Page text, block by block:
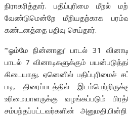
நிராகரித்தார். பதிப்புரிமை மீறல்
வேண்டுமென்றே மீறியதற்காக
கண்டனத்தை பதிவு செய்தார்.
“‘ஓம்மே நின்னானு’ பாடல் 31
பாடல் 7 வினாடிகளுக்கும்
கிடையாது. ஏனெனில் பதிப்புரிமைச்
படி, திரைப்படத்தில்
உரிமையாளருக்கு வழங்கப்படும்
சம்பந்தப்பட்டவர்களின்